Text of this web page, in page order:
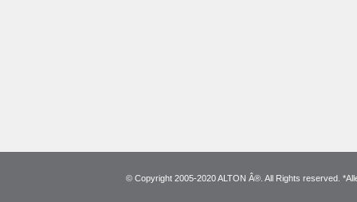
© Copyright 2005-2020 ALTON Â®. All Rights reserved.